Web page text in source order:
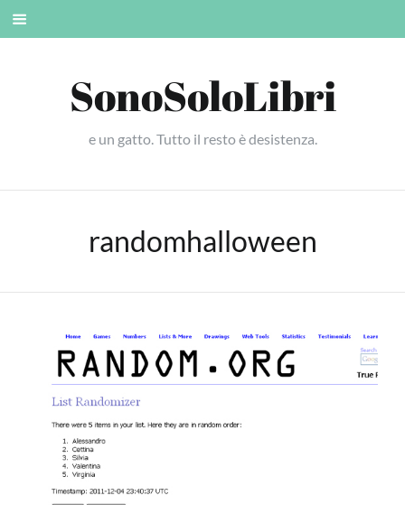
Skip
SonoSoloLibri
e un gatto. Tutto il resto è desistenza.
randomhalloween